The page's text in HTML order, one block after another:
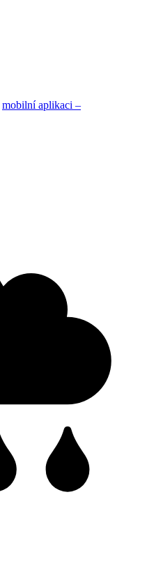
mobilní aplikaci –